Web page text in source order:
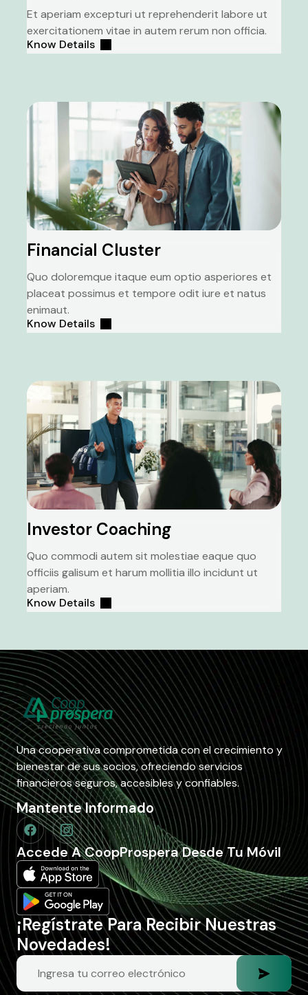
Et aperiam excepturi ut reprehenderit labore ut
exercitationem vitae in autem rerum non officia.
Know Details
Financial Cluster
Quo doloremque itaque eum optio asperiores et
placeat possimus et tempore odit iure et natus
enimaut.
Know Details
Investor Coaching
Quo commodi autem sit molestiae eaque quo
officiis galisum et harum mollitia illo incidunt ut
aperiam.
Know Details
Una cooperativa comprometida con el crecimiento y
bienestar de sus socios, ofreciendo servicios
financieros seguros, accesibles y confiables.
Mantente Informado
Accede A CoopProspera Desde Tu Móvil
¡Regístrate Para Recibir Nuestras
Novedades!